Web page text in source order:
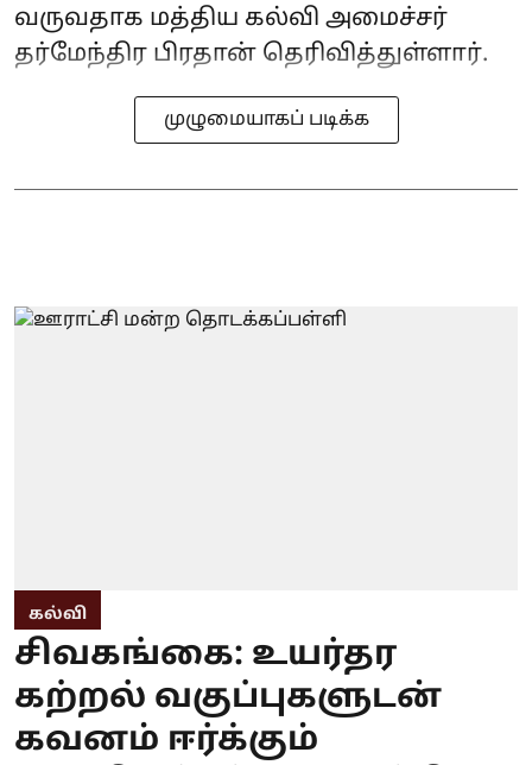
வருவதாக மத்திய கல்வி அமைச்சர்
தர்மேந்திர பிரதான் தெரிவித்துள்ளார்.
முழுமையாகப் படிக்க
கல்வி
சிவகங்கை: உயர்தர
கற்றல் வகுப்புகளுடன்
கவனம் ஈர்க்கும்